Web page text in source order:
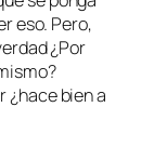
eso. Pero,
¿Por
¿hace bien a